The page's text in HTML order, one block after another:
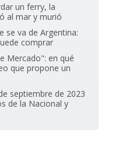
un ferry, la
al mar y murió
se va de Argentina:
comprar
Mercado": en qué
que propone un
septiembre de 2023
de la Nacional y